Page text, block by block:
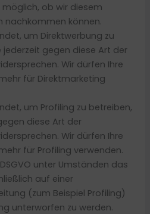
ob wir diesem
nachkommen können.
um Direktwerbung zu
jederzeit gegen diese Art der
Wir dürfen Ihre
für Direktmarketing
um Profiling zu betreiben,
diese Art der
Wir dürfen Ihre
für Profiling verwenden.
unter Umständen das
auf einer
(zum Beispiel Profiling)
unterworfen zu werden.